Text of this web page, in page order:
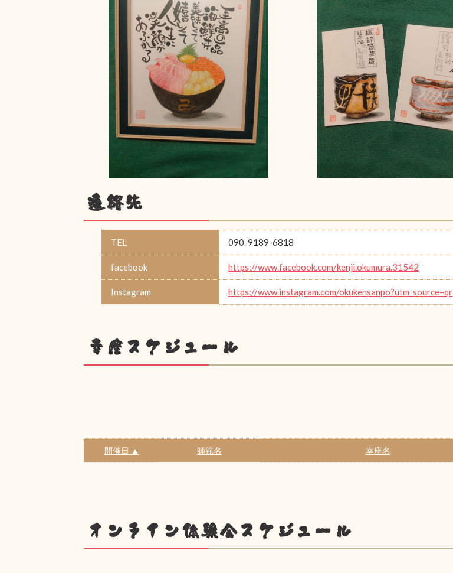
連絡先
TEL 090-9189-6818
facebook https://www.facebook.com/kenji.okumura.31542
Instagram https://www.instagram.com/okukensanpo?utm_source=qr
幸座スケジュール
開催日 ▲ 師範名 幸座名
オンライン体験会スケジュール